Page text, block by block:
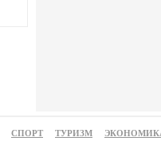
СПОРТ ТУРИЗМ